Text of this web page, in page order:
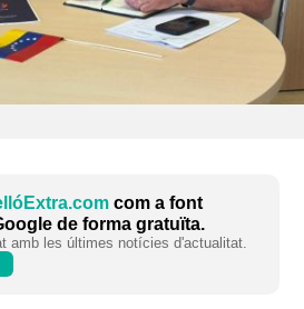
com a font
de forma gratuïta.
amb les últimes notícies d'actualitat.